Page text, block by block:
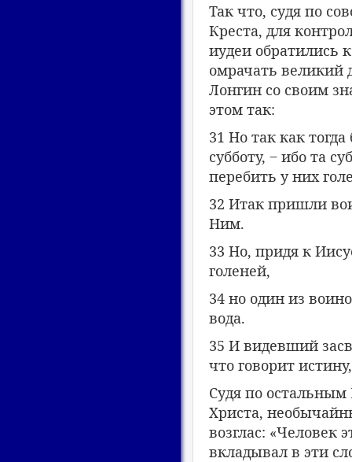
Так что, судя по
Креста, для
иудеи обратились
омрачать великий
Лонгин со своим
этом так:
31 Но так как
субботу, ‒ ибо та
перебить у них
32 Итак пришли
Ним.
33 Но, придя к
голеней,
34 но один из
вода.
35 И видевший
что говорит
Судя по остальным
Христа,
возглас: «Человек
вкладывал в эти